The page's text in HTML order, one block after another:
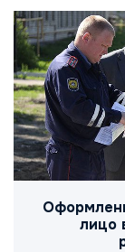
лицо